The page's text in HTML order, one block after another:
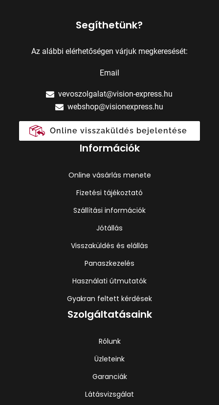
Segíthetünk?
Az alábbi elérhetőségen várjuk megkeresését:
Email
vevoszolgalat@vision-express.hu
webshop@visionexpress.hu
Online visszaküldés bejelentése
Információk
Online vásárlás menete
Fizetési tájékoztató
Szállítási információk
Jótállás
Visszaküldés és elállás
Panaszkezelés
Használati útmutatók
Gyakran feltett kérdések
Szolgáltatásaink
Rólunk
Üzleteink
Garanciák
Látásvizsgálat